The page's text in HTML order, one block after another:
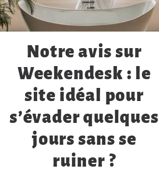
Notre avis sur
Weekendesk : le
site idéal pour
s’évader quelques
jours sans se
ruiner ?